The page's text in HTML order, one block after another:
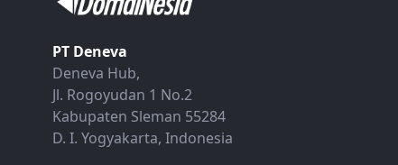
PT Deneva
Deneva Hub,
Jl. Rogoyudan 1 No.2
Kabupaten Sleman 55284
D. I. Yogyakarta, Indonesia